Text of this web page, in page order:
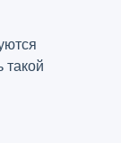
такой